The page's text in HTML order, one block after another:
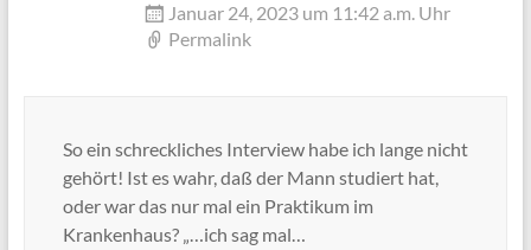
Januar 24, 2023 um 11:42 a.m. Uhr
Permalink
So ein schreckliches Interview habe ich lange nicht
gehört! Ist es wahr, daß der Mann studiert hat,
oder war das nur mal ein Praktikum im
Krankenhaus? „…ich sag mal…